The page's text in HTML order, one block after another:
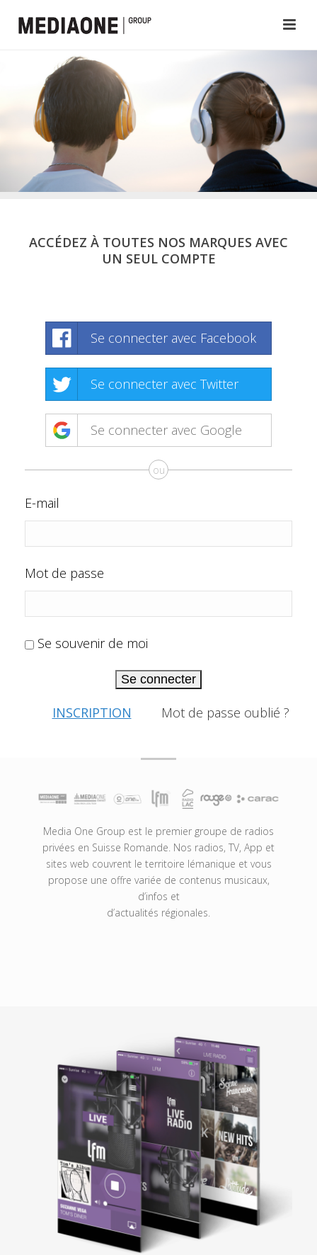
ACCÉDEZ À TOUTES NOS MARQUES AVEC
UN SEUL COMPTE
Se connecter avec Facebook
Se connecter avec Twitter
Se connecter avec Google
ou
E-mail
Mot de passe
Se souvenir de moi
Se connecter
INSCRIPTION Mot de passe oublié ?
Media One Group est le premier groupe de radios
privées en Suisse Romande. Nos radios, TV, App et
sites web couvrent le territoire lémanique et vous
propose une offre variée de contenus musicaux,
d’infos et
d’actualités régionales.